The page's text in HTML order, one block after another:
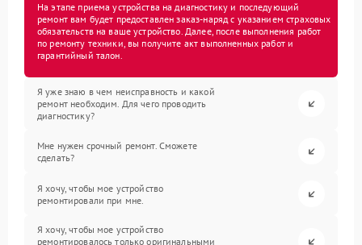
На этапе приема устройства на диагностику и последующий
ремонт вам будет предоставлен заказ-наряд с указанием страховых
обязательств на ваше устройство. Далее, после выполнения работ
по ремонту техники, вы получите акт выполненных работ и
гарантийный талон.
Я уже знаю в чем неисправность и какой
ремонт необходим. Для чего проводить
диагностику?
Мне нужен срочный ремонт. Сможете
сделать?
Я хочу, чтобы мое устройство
ремонтировали при мне.
Я хочу, чтобы мое устройство
ремонтировалось только оригинальными